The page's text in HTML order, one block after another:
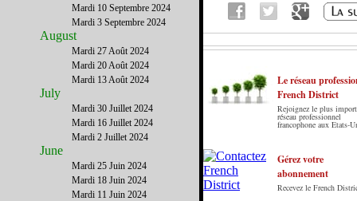
Le French District est le premier guide sur
internet en Français sur les Etats-Unis. Notre
principe : Le meilleur des Etats-Unis par ceux qui
Le réseau
French District
Rejoignez le plus
réseau professionnel
francophone aux Etats-
Gérez votre
abonnement
Recevez le French
Mardi 10 Septembre 2024
Mardi 3 Septembre 2024
August
Mardi 27 Août 2024
Mardi 20 Août 2024
Mardi 13 Août 2024
July
Mardi 30 Juillet 2024
Mardi 16 Juillet 2024
Mardi 2 Juillet 2024
June
Mardi 25 Juin 2024
Mardi 18 Juin 2024
Mardi 11 Juin 2024